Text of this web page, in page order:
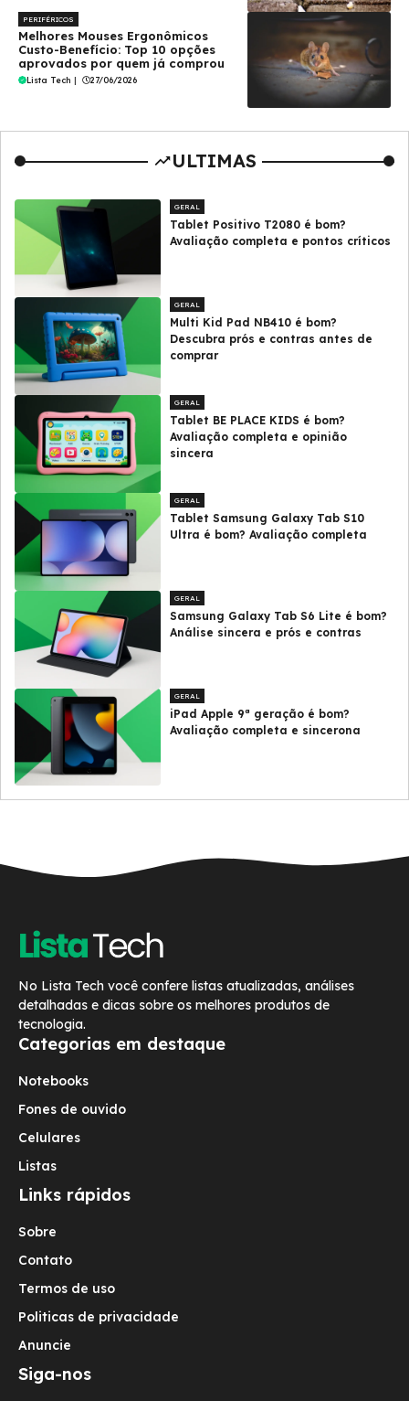
PERIFÉRICOS
Melhores Mouses Ergonômicos
Custo-Benefício: Top 10 opções
aprovados por quem já comprou
Lista Tech | 27/06/2026
ULTIMAS
GERAL
Tablet Positivo T2080 é bom?
Avaliação completa e pontos críticos
GERAL
Multi Kid Pad NB410 é bom?
Descubra prós e contras antes de
comprar
GERAL
Tablet BE PLACE KIDS é bom?
Avaliação completa e opinião
sincera
GERAL
Tablet Samsung Galaxy Tab S10
Ultra é bom? Avaliação completa
GERAL
Samsung Galaxy Tab S6 Lite é bom?
Análise sincera e prós e contras
GERAL
iPad Apple 9ª geração é bom?
Avaliação completa e sincerona
No Lista Tech você confere listas atualizadas, análises
detalhadas e dicas sobre os melhores produtos de
tecnologia.
Categorias em destaque
Notebooks
Fones de ouvido
Celulares
Listas
Links rápidos
Sobre
Contato
Termos de uso
Politicas de privacidade
Anuncie
Siga-nos